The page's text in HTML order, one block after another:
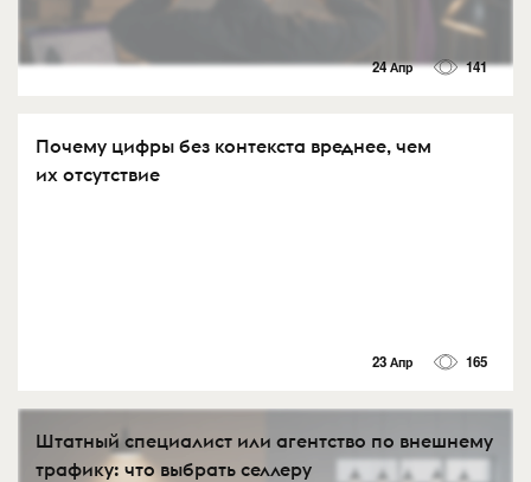
24 Апр 141
Почему цифры без контекста вреднее, чем
их отсутствие
23 Апр 165
Штатный специалист или агентство по внешнему
трафику: что выбрать селлеру